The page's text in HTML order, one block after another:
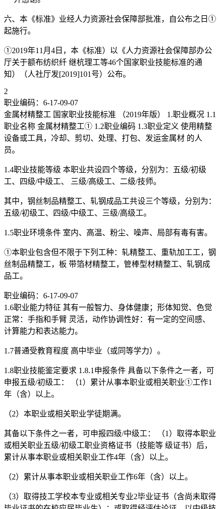
六、本《标准》业经人力资源社会保障部批准，自公布之日①
起施行。
①2019年11月4日，本《标准）以《人力资源社会保障部办公
厅关于额布纺织纤 继杭理工等46个国家职业技能标准的通
知）（人社厅发[2019]101号）公布。
2
职业编码：6-17-09-07
金属材精整工 国家职业技能标准 （2019年版） 1.职业概况 1.1
职业名称 金属材精整工① 1.2职业编码 1.3职业定义 使用精整
设备或工具，冷却、剪切、处理、打包、发运金属材 的人
员。
1.4职业技能等级 本职业共设四个等级，分别为：五级/初级
工、四级/中级工、 三级/高级工、二级/技师。
其中，钢丝制品精整工、轧钢成品工共设三个等级，分别为：
五级/初级工、四级/中级工、三级/高级工。
1.5职业环境条件 室内、高温、粉尘、噪声、局部有毒有害。
①本职业包含但不限于下列工种：轧精整工、重轨加工工，钢
丝制品精整工，板 带箔材精整工，管棒型材精整工、轧钢成
品工。
职业编码：6-17-09-07
1.6职业能力特征 其有一般智力、身体健康；形体知觉、色觉
正常：手指和手臂 灵活，动作协调性好：有一定的空间感、
计算能力和表达能力。
1.7普通受教育程度 高中毕业（或同等学力）。
1.8职业技能鉴定要求 1.8.1申报条件 具备以下条件之一者，可
申报五级/初级工： （1）累计从事本职业或相关职业①工作1
年（含）以上。
（2）本职业或相关职业学徒期满。
其备以下条件之一者，可申报四级/中级工： （1）取得本职业
或相关职业五级/初级工职业资格证书（技能等 级证书）后，
累计从事本职业或相关职业工作4年（含）以上。
（2）累计从事本职业或相关职业工作6年（含）以上。
（3）取得技工学校本专业或相关专业2毕业证书（含尚未取得